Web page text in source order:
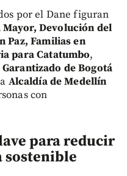
por el Dane figuran
Devolución del
Paz, Familias en
para Catatumbo,
de Bogotá
Alcaldía de Medellín
con
para reducir
sostenible